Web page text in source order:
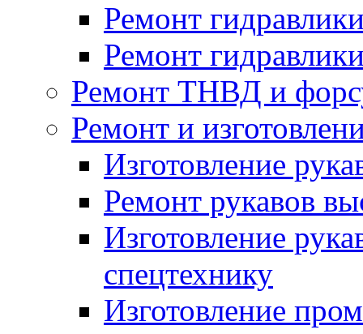
Ремонт
Ремонт
Ремонт ТНВД и
Ремонт и
Изготовление
Ремонт рукавов
Изготовление
спецтехнику
Изготовление